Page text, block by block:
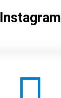
Instagram